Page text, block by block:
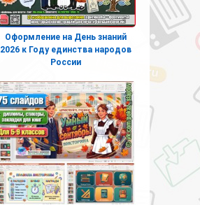
Оформление на День знаний
2026 к Году единства народов
России